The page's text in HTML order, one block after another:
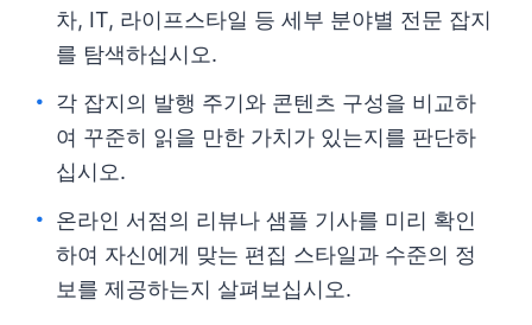
차, IT, 라이프스타일 등 세부 분야별 전문 잡지
를 탐색하십시오.
각 잡지의 발행 주기와 콘텐츠 구성을 비교하
여 꾸준히 읽을 만한 가치가 있는지를 판단하
십시오.
온라인 서점의 리뷰나 샘플 기사를 미리 확인
하여 자신에게 맞는 편집 스타일과 수준의 정
보를 제공하는지 살펴보십시오.